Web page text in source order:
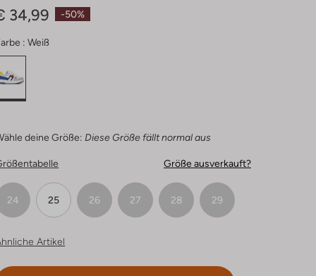
-50%
34,99
: Weiß
deine Größe: Diese Größe fällt normal aus
Größe ausverkauft?
24 25 26 27 28 29
Artikel